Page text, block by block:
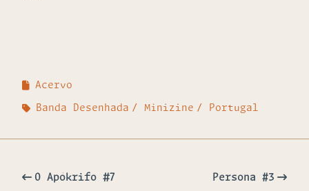
Acervo
Banda Desenhada Minizine Portugal
O Apókrifo #7 Persona #3